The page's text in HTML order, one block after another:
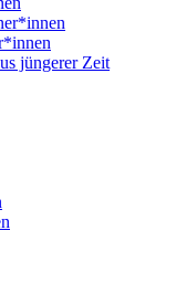
jüngerer Zeit